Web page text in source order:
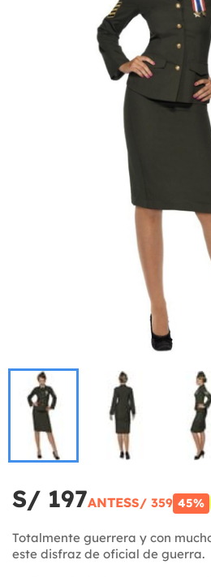
S/ 197ANTESS/ 359 45%
Totalmente guerrera y con
este disfraz de oficial de guerra.